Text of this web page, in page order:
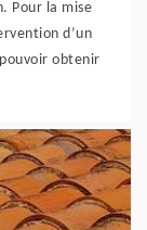
Pour la mise
d’un
obtenir